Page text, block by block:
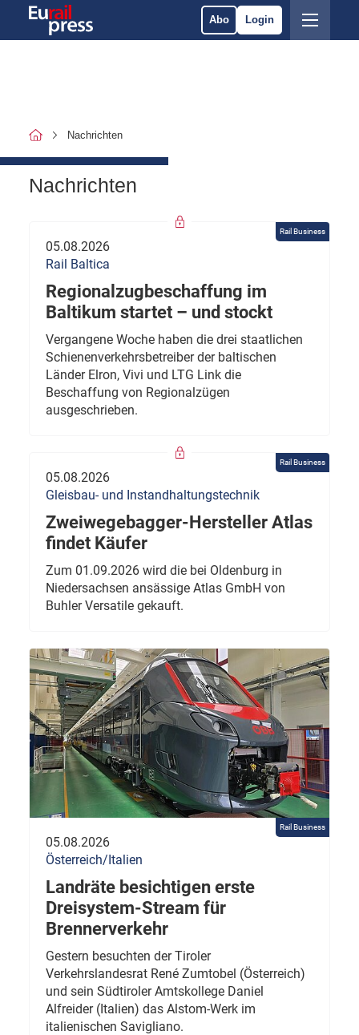
Abo Login
Nachrichten
Nachrichten
Rail Business
05.08.2026
Rail Baltica
Regionalzugbeschaffung im
Baltikum startet – und stockt
Vergangene Woche haben die drei staatlichen
Schienenverkehrsbetreiber der baltischen
Länder Elron, Vivi und LTG Link die
Beschaffung von Regionalzügen
ausgeschrieben.
Rail Business
05.08.2026
Gleisbau- und Instandhaltungstechnik
Zweiwegebagger-Hersteller Atlas
findet Käufer
Zum 01.09.2026 wird die bei Oldenburg in
Niedersachsen ansässige Atlas GmbH von
Buhler Versatile gekauft.
Rail Business
05.08.2026
Österreich/Italien
Landräte besichtigen erste
Dreisystem-Stream für
Brennerverkehr
Gestern besuchten der Tiroler
Verkehrslandesrat René Zumtobel (Österreich)
und sein Südtiroler Amtskollege Daniel
Alfreider (Italien) das Alstom-Werk im
italienischen Savigliano.